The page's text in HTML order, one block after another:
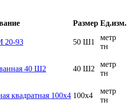
Размер Ед.изм.
20-93 50 Ш1
метр
тн
40 Ш2 40 Ш2
метр
тн
квадратная 100x4 100x4
метр
тн